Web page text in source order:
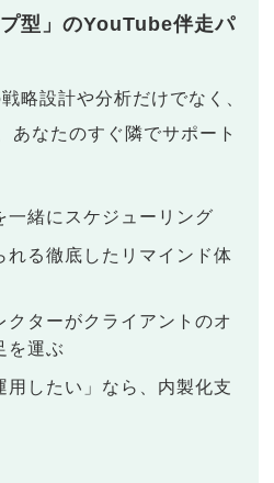
型」のYouTube伴走パ
略設計や分析だけでなく、
あなたのすぐ隣でサポート
一緒にスケジューリング
れる徹底したリマインド体
クターがクライアントのオ
を運ぶ
用したい」なら、内製化支